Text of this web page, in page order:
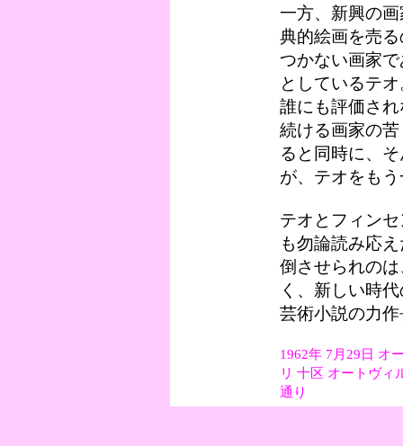
一方、新興の
典的絵画を売
つかない画家
としているテ
誰にも評価さ
続ける画家の
ると同時に、
が、テオをも
テオとフィン
も勿論読み応
倒させられの
く、新しい時
芸術小説の力
1962年 7月29日 オ
リ 十区 オートヴィ
通り